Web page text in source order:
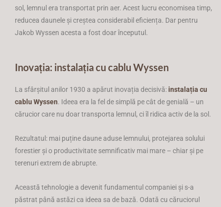
sol, lemnul era transportat prin aer. Acest lucru economisea timp,
reducea daunele și creștea considerabil eficiența. Dar pentru
Jakob Wyssen acesta a fost doar începutul.
Inovația: instalația cu cablu Wyssen
La sfârșitul anilor 1930 a apărut inovația decisivă: instalația cu
cablu Wyssen. Ideea era la fel de simplă pe cât de genială – un
cărucior care nu doar transporta lemnul, ci îl ridica activ de la sol.
Rezultatul: mai puține daune aduse lemnului, protejarea solului
forestier și o productivitate semnificativ mai mare – chiar și pe
terenuri extrem de abrupte.
Această tehnologie a devenit fundamentul companiei și s-a
păstrat până astăzi ca ideea sa de bază. Odată cu căruciorul